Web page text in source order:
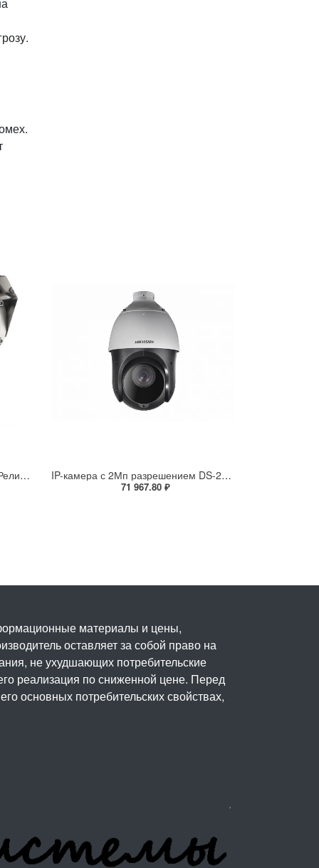
Взрывозащищенная IP-камера Релион Релион-Exd-Н-100-ИК-IP5Мп3.6mm-PoE-МК-TR IP-камера с 2Мп разрешением DS-2DE4225IW-DE(S5)
71 967.80 ₽
материалы и цены,
оставляет за собой право на
не ухудшающих потребительские
реализация по сниженной цене. Перед
основных потребительских свойствах,